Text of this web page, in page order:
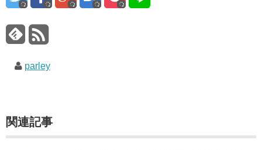
parley
関連記事